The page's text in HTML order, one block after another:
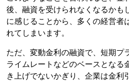
後、融資を受けられなくなるかも
に感じることから、多くの経営者
れてしまいます。
ただ、変動金利の融資で、短期プ
ライムレートなどのベースとなる
き上げでないかぎり、企業は金利